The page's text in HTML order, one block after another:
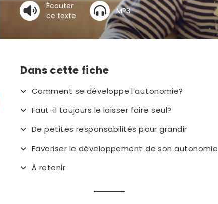
Écouter
ce texte
MP3
Dans cette fiche
Comment se développe l’autonomie?
Faut-il toujours le laisser faire seul?
De petites responsabilités pour grandir
Favoriser le développement de son autonomie
À retenir